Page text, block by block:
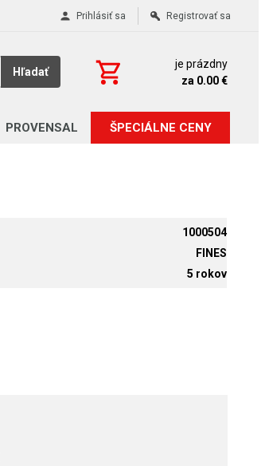
Prihlásiť sa Registrovať sa
Hľadať
je prázdny
za 0.00 €
PROVENSAL ŠPECIÁLNE CENY
1000504
FINES
5 rokov